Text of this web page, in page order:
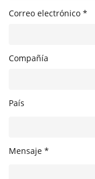
Correo electrónico *
Compañía
País
Mensaje *